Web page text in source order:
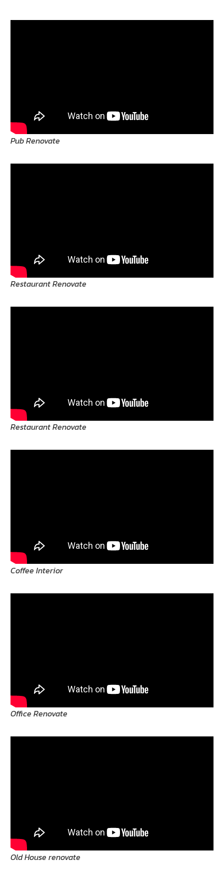
Pub Renovate
Restaurant Renovate
Restaurant Renovate
Coffee Interior
Office Renovate
Old House renovate